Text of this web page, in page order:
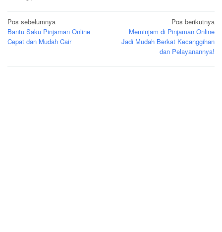
Navigasi
pos
Pos sebelumnya
Bantu Saku Pinjaman Online
Cepat dan Mudah Cair
Pos berikutnya
Meminjam di Pinjaman Online
Jadi Mudah Berkat Kecanggihan
dan Pelayanannya!